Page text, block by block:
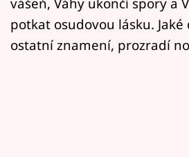
Sledujte nás
potkat osudovou lásku. Jaké
ostatní znamení, prozradí